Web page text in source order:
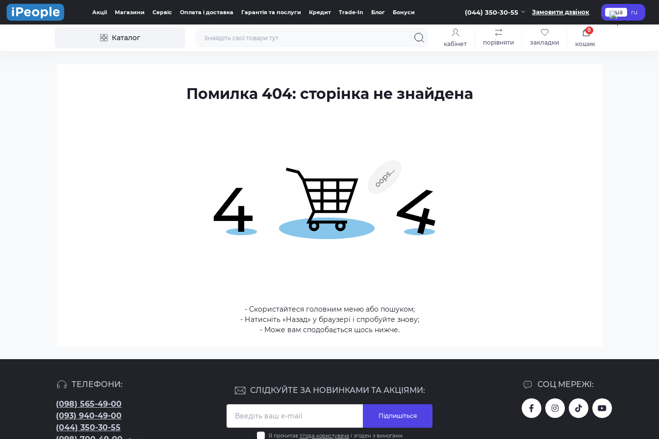
Акції Магазини Сервіс Оплата і доставка Гарантія та послуги Кредит Trade-In Блог Бонуси (044) 350-30-55 Замовити дзвінок ua ru
Каталог
кабінет порівняти закладки кошик
0
Помилка 404: сторінка не знайдена
- Скористайтеся головним меню або пошуком;
- Натисніть «Назад» у браузері і спробуйте знову;
- Може вам сподобається щось нижче.
ТЕЛЕФОНИ:
(098) 565-49-00
(093) 940-49-00
(044) 350-30-55
СОЦ МЕРЕЖІ:
СЛІДКУЙТЕ ЗА НОВИНКАМИ ТА АКЦІЯМИ:
Підпишіться
Я прочитав Угода користувача і згоден з вимогами